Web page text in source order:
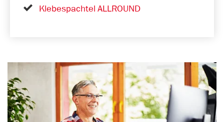
Klebespachtel ALLROUND